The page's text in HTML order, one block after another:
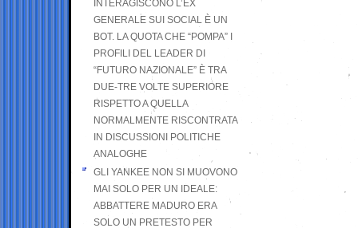
INTERAGISCONO L’EX
GENERALE SUI SOCIAL È UN
BOT. LA QUOTA CHE “POMPA” I
PROFILI DEL LEADER DI
“FUTURO NAZIONALE” È TRA
DUE-TRE VOLTE SUPERIORE
RISPETTO A QUELLA
NORMALMENTE RISCONTRATA
IN DISCUSSIONI POLITICHE
ANALOGHE
GLI YANKEE NON SI MUOVONO
MAI SOLO PER UN IDEALE:
ABBATTERE MADURO ERA
SOLO UN PRETESTO PER